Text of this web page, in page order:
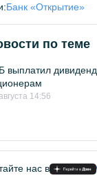
Банк «Открытие»
по теме
выплатил
14:56
нас в